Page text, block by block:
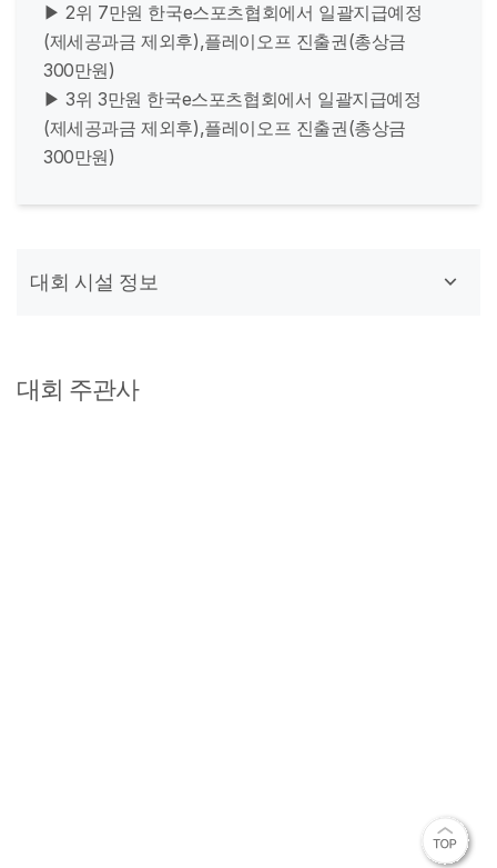
▶ 2위 7만원 한국e스포츠협회에서 일괄지급예정
(제세공과금 제외후),플레이오프 진출권(총상금
300만원)
▶ 3위 3만원 한국e스포츠협회에서 일괄지급예정
(제세공과금 제외후),플레이오프 진출권(총상금
300만원)
대회 시설 정보
대회 주관사